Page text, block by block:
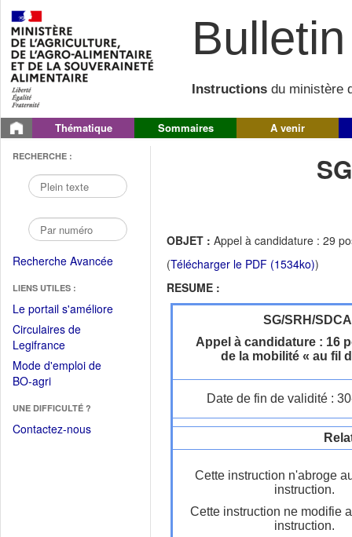
Instructions du ministère
Thématique Sommaires A venir
RECHERCHE :
Recherche Avancée
LIENS UTILES :
Le portail s'améliore(Fichier
Circulaires de
Legifrance(Ouvrir
dans
une
fenêtre)
Mode d'emploi de
BO-agri(Ouvrir
une
nouvelle
UNE DIFFICULTÉ ?
Contactez-nous
OBJET : Appel à candidature : 29
(Télécharger le PDF (1534ko))
RESUME :
SG/SRH/
Appel à candidature : 16
de la mobilité « au fil
Date de fin de validité :
Cette instruction n'abroge
instruction.
Cette instruction ne modifie
instruction.